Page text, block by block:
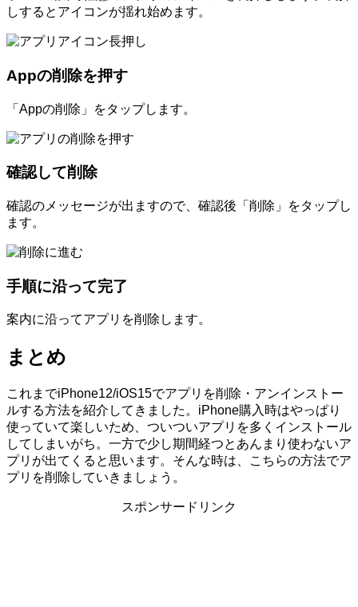
しするとアイコンが揺れ始めます。
Appの削除を押す
「Appの削除」をタップします。
確認して削除
確認のメッセージが出ますので、確認後「削除」をタップし
ます。
手順に沿って完了
案内に沿ってアプリを削除します。
まとめ
これまでiPhone12/iOS15でアプリを削除・アンインストー
ルする方法を紹介してきました。iPhone購入時はやっぱり
使っていて楽しいため、ついついアプリを多くインストール
してしまいがち。一方で少し期間経つとあんまり使わないア
プリが出てくると思います。そんな時は、こちらの方法でア
プリを削除していきましょう。
スポンサードリンク